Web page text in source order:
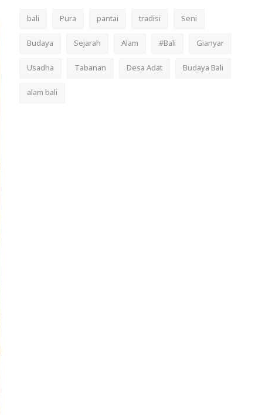
bali Pura pantai tradisi
Seni
Budaya
Sejarah Alam #Bali
Gianyar
Usadha
Tabanan Desa Adat
Budaya Bali
alam bali